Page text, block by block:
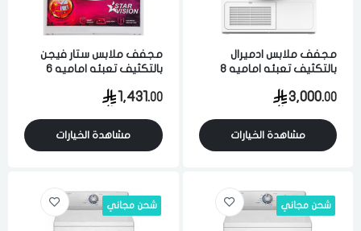
مجفف ملابس ادميرال
بالتكثيف تعبئه اماميه 8
للرطوبه ابيض
3,000.00
مشاهدة الخيارات
مجفف ملابس ستار فيجن
بالتكثيف تعبئه اماميه 6
1,431.00
مشاهدة الخيارات
شحن مجاني شحن مجاني